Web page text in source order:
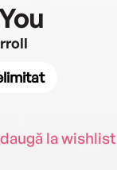
la wishlist